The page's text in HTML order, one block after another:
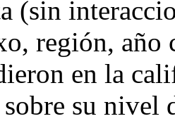
(sin
región,
en la
sobre su